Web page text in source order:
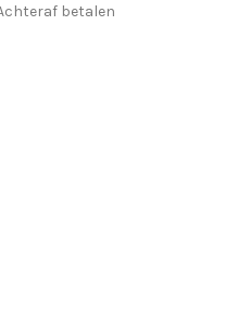
betalen